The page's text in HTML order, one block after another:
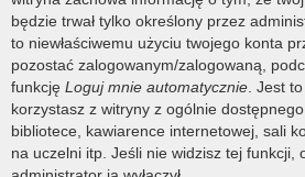
będzie trwał tylko określony przez
to niewłaściwemu użyciu twojego konta
pozostać zalogowanym/zalogowaną,
funkcję Loguj mnie automatycznie . Jest
korzystasz z witryny z ogólnie
bibliotece, kawiarence internetowej, sali
na uczelni itp. Jeśli nie widzisz tej funkcji,